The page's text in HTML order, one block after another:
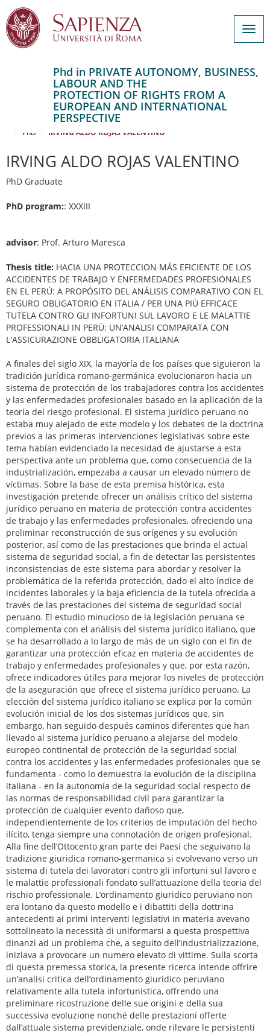
Phd in PRIVATE AUTONOMY, BUSINESS,
LABOUR AND THE
PROTECTION OF RIGHTS FROM A
EUROPEAN AND INTERNATIONAL
PERSPECTIVE
PRIVATE AUTONOMY, BUSINESS, LABOUR AND THE PROTECTION OF
RIGHTS FROM A EUROPEAN AND INTERNATIONAL PERSPECTIVE
PhD
IRVING ALDO ROJAS VALENTINO
IRVING ALDO ROJAS VALENTINO
PhD Graduate
PhD program:: XXXIII
advisor: Prof. Arturo Maresca
Thesis title: HACIA UNA PROTECCION MÁS EFICIENTE DE LOS
ACCIDENTES DE TRABAJO Y ENFERMEDADES PROFESIONALES
EN EL PERÚ: A PROPÓSITO DEL ANÁLISIS COMPARATIVO CON EL
SEGURO OBLIGATORIO EN ITALIA / PER UNA PIÙ EFFICACE
TUTELA CONTRO GLI INFORTUNI SUL LAVORO E LE MALATTIE
PROFESSIONALI IN PERÙ: UN’ANALISI COMPARATA CON
L'ASSICURAZIONE OBBLIGATORIA ITALIANA
A finales del siglo XIX, la mayoría de los países que siguieron la
tradición jurídica romano-germánica evolucionaron hacia un
sistema de protección de los trabajadores contra los accidentes
y las enfermedades profesionales basado en la aplicación de la
teoría del riesgo profesional. El sistema jurídico peruano no
estaba muy alejado de este modelo y los debates de la doctrina
previos a las primeras intervenciones legislativas sobre este
tema habían evidenciado la necesidad de ajustarse a esta
perspectiva ante un problema que, como consecuencia de la
industrialización, empezaba a causar un elevado número de
víctimas. Sobre la base de esta premisa histórica, esta
investigación pretende ofrecer un análisis crítico del sistema
jurídico peruano en materia de protección contra accidentes
de trabajo y las enfermedades profesionales, ofreciendo una
preliminar reconstrucción de sus orígenes y su evolución
posterior, así como de las prestaciones que brinda el actual
sistema de seguridad social, a fin de detectar las persistentes
inconsistencias de este sistema para abordar y resolver la
problemática de la referida protección, dado el alto índice de
incidentes laborales y la baja eficiencia de la tutela ofrecida a
través de las prestaciones del sistema de seguridad social
peruano. El estudio minucioso de la legislación peruana se
complementa con el análisis del sistema jurídico italiano, que
se ha desarrollado a lo largo de más de un siglo con el fin de
garantizar una protección eficaz en materia de accidentes de
trabajo y enfermedades profesionales y que, por esta razón,
ofrece indicadores útiles para mejorar los niveles de protección
de la aseguración que ofrece el sistema jurídico peruano. La
elección del sistema jurídico italiano se explica por la común
evolución inicial de los dos sistemas jurídicos que, sin
embargo, han seguido después caminos diferentes que han
llevado al sistema jurídico peruano a alejarse del modelo
europeo continental de protección de la seguridad social
contra los accidentes y las enfermedades profesionales que se
fundamenta - como lo demuestra la evolución de la disciplina
italiana - en la autonomía de la seguridad social respecto de
las normas de responsabilidad civil para garantizar la
protección de cualquier evento dañoso que,
independientemente de los criterios de imputación del hecho
ilícito, tenga siempre una connotación de origen profesional.
Alla fine dell’Ottocento gran parte dei Paesi che seguivano la
tradizione giuridica romano-germanica si evolvevano verso un
sistema di tutela dei lavoratori contro gli infortuni sul lavoro e
le malattie professionali fondato sull’attuazione della teoria del
rischio professionale. L’ordinamento giuridico peruviano non
era lontano da questo modello e i dibattiti della dottrina
antecedenti ai primi interventi legislativi in materia avevano
sottolineato la necessità di uniformarsi a questa prospettiva
dinanzi ad un problema che, a seguito dell’industrializzazione,
iniziava a provocare un numero elevato di vittime. Sulla scorta
di questa premessa storica, la presente ricerca intende offrire
un’analisi critica dell’ordinamento giuridico peruviano
relativamente alla tutela infortunistica, offrendo una
preliminare ricostruzione delle sue origini e della sua
successiva evoluzione nonché delle prestazioni offerte
dall’attuale sistema previdenziale, onde rilevare le persistenti